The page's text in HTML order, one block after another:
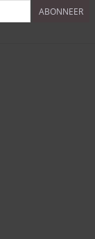
ABONNEER